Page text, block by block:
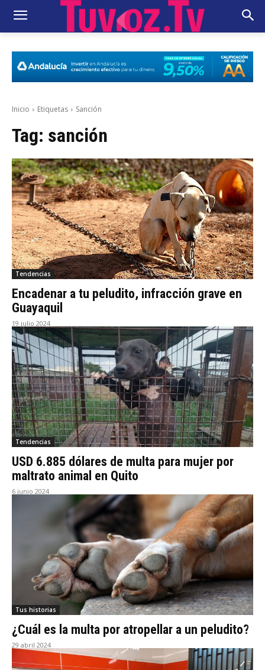
Inicio Etiquetas Sanción
Tag: sanción
Tendencias
Encadenar a tu peludito, infracción grave en
Guayaquil
19 julio 2024
Tendencias
USD 6.885 dólares de multa para mujer por
maltrato animal en Quito
6 junio 2024
Tus historias
¿Cuál es la multa por atropellar a un peludito?
29 abril 2024